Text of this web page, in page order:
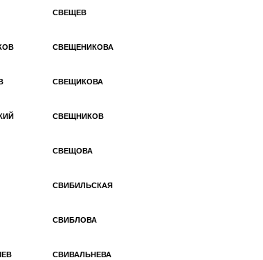
СВЕЩЕВ
СВЕЩЕНИКОВА
СВЕЩИКОВА
СВЕЩНИКОВ
СВЕЩОВА
СВИБИЛЬСКАЯ
СВИБЛОВА
СВИВАЛЬНЕВА